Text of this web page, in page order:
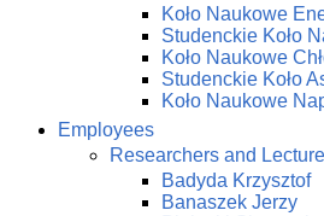
Koło Naukowe
Studenckie Koło
Koło Naukowe
Studenckie Koło
Koło Naukowe
Employees
Researchers and
Badyda Krzysztof
Banaszek Jerzy